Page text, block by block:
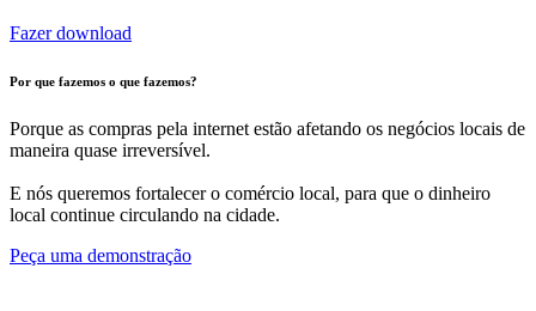
Fazer download
Por que fazemos o que fazemos?
Porque as compras pela internet estão afetando os negócios locais de
maneira quase irreversível.
E nós queremos fortalecer o comércio local, para que o dinheiro
local continue circulando na cidade.
Peça uma demonstração